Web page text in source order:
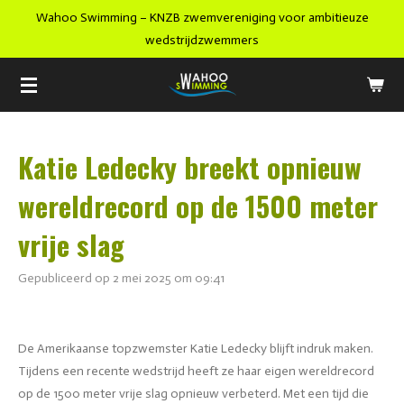
de
hoofdinhoud
Wahoo Swimming – KNZB zwemvereniging voor ambitieuze
wedstrijdzwemmers
Katie Ledecky breekt opnieuw
wereldrecord op de 1500 meter
vrije slag
Gepubliceerd op 2 mei 2025 om 09:41
De Amerikaanse topzwemster Katie Ledecky blijft indruk maken.
Tijdens een recente wedstrijd heeft ze haar eigen wereldrecord
op de 1500 meter vrije slag opnieuw verbeterd. Met een tijd die